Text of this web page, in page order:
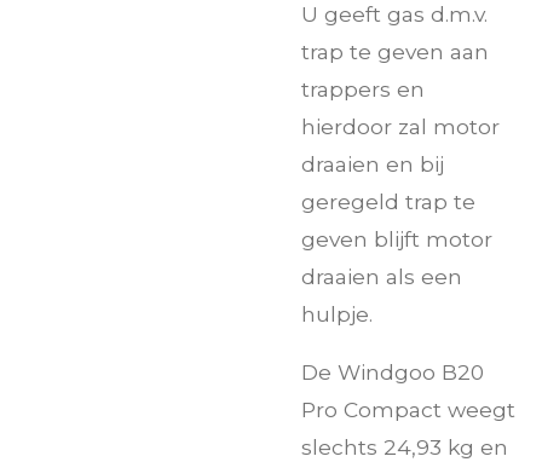
U geeft gas d.m.v.
trap te geven aan
trappers en
hierdoor zal motor
draaien en bij
geregeld trap te
geven blijft motor
draaien als een
hulpje.
De Windgoo B20
Pro Compact weegt
slechts 24,93 kg en